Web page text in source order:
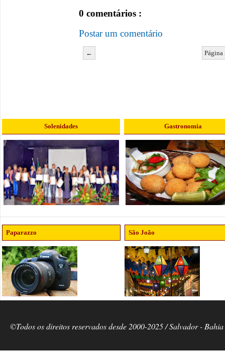
0 comentários :
Postar um comentário
←
Solenidades Gastronomia
Paparazzo São João
©Todos os direitos reservados desde 2000-2025 / Salvador -